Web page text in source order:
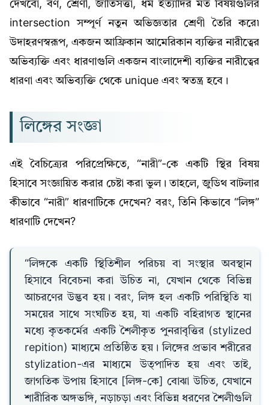
দেখবো, বর্ণ, শ্রেণী, জাতিসত্তা, ধর্ম ইত্যাদির মত বিষয়গুলির
intersection সম্পূর্ণ নতুন অভিজ্ঞতার শ্রেণী তৈরি করে৷
উদাহরণস্বরূপ, একজন আফ্রিকান আমেরিকান ব্যক্তির নারীত্বের
অভিব্যক্তি এবং ধারণাগুলি একজন বাংলাদেশী ব্যক্তির নারীত্বের
ধারণা এবং অভিব্যক্তি থেকে unique এবং স্বতন্ত্র হবে।
লিঙ্গের সংজ্ঞা
এই বৈচিত্র্যের পরিপ্রেক্ষিতে, “নারী”-কে একটি স্থির বিষয়
হিসাবে সংজ্ঞায়িত করার চেষ্টা করা ভুল। তাহলে, জুডিথ বাটলার
কীভাবে “নারী” ধারণাটিকে দেখেন? বরং, তিনি কিভাবে “লিঙ্গ”
ধারণাটি দেখেন?
“লিঙ্গকে একটি স্থিতিশীল পরিচয় বা সংস্থার অবস্থান
হিসাবে বিবেচনা করা উচিত না, যেখান থেকে বিভিন্ন
আচরণের উদ্ভব হয়। বরং, লিঙ্গ হল একটি পরিস্থিতি যা
সময়ের সাথে সংঘটিত হয়, যা একটি বহিরাগত স্থানের
মধ্যে কৃতকর্মের একটি শৈলীকৃত পুনরাবৃত্তির (stylized
repition) মাধ্যমে প্রতিষ্ঠিত হয়। লিঙ্গের প্রভাব শরীরের
stylization-এর মাধ্যমে উত্পাদিত হয় এবং তাই,
জাগতিক উপায় হিসাবে [লিঙ্গ-কে] বোঝা উচিত, যেখানে
শারীরিক অঙ্গভঙ্গি, নড়াচড়া এবং বিভিন্ন ধরণের শৈলীগুলি